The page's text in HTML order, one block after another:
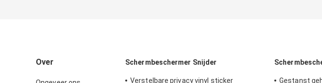
Over Schermbeschermer Snijder
Verstelbare privacy vinyl sticker
Gestanst